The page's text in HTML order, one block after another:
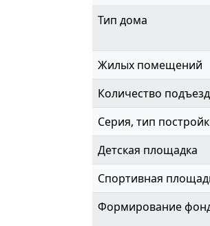
Тип дома
Жилых помещений
Количество
Серия, тип
Детская площадка
Спортивная
Формирование